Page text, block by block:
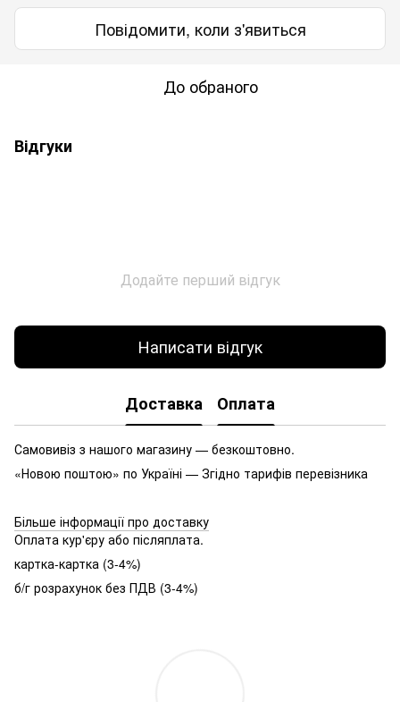
Повідомити, коли з'явиться
До обраного
Відгуки
Додайте перший відгук
Написати відгук
Доставка Оплата
Самовивіз з нашого магазину — безкоштовно.
«Новою поштою» по Україні — Згідно тарифів перевізника
Більше інформації про доставку
Оплата кур'єру або післяплата.
картка-картка (3-4%)
б/г розрахунок без ПДВ (3-4%)